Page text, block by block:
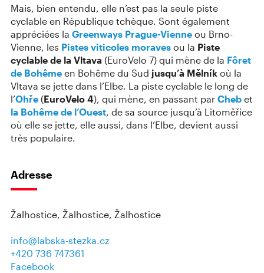
Mais, bien entendu, elle n’est pas la seule piste
cyclable en République tchèque. Sont également
appréciées la Greenways Prague-Vienne ou Brno-
Vienne, les Pistes viticoles moraves ou la Piste
cyclable de la Vltava (EuroVelo 7) qui mène de la Fôret
de Bohême en Bohême du Sud jusqu’à Mělník où la
Vltava se jette dans l’Elbe. La piste cyclable le long de
l’Ohře (EuroVelo 4), qui mène, en passant par Cheb et
la Bohême de l’Ouest, de sa source jusqu’à Litoměřice
où elle se jette, elle aussi, dans l’Elbe, devient aussi
très populaire.
Adresse
Žalhostice, Žalhostice, Žalhostice
info@labska-stezka.cz
+420 736 747361
Facebook